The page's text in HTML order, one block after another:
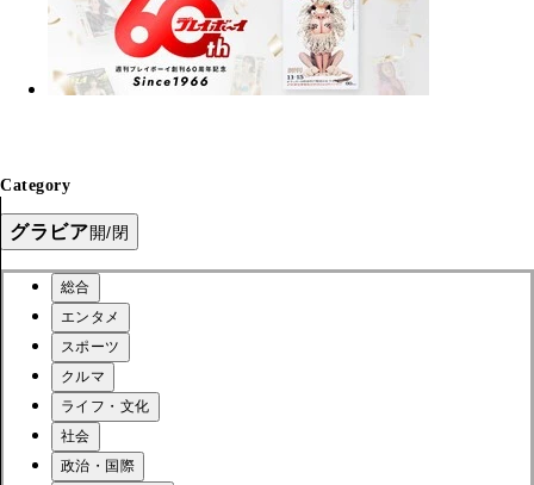
Category
グラビア開/閉
総合
エンタメ
スポーツ
クルマ
ライフ・文化
社会
政治・国際